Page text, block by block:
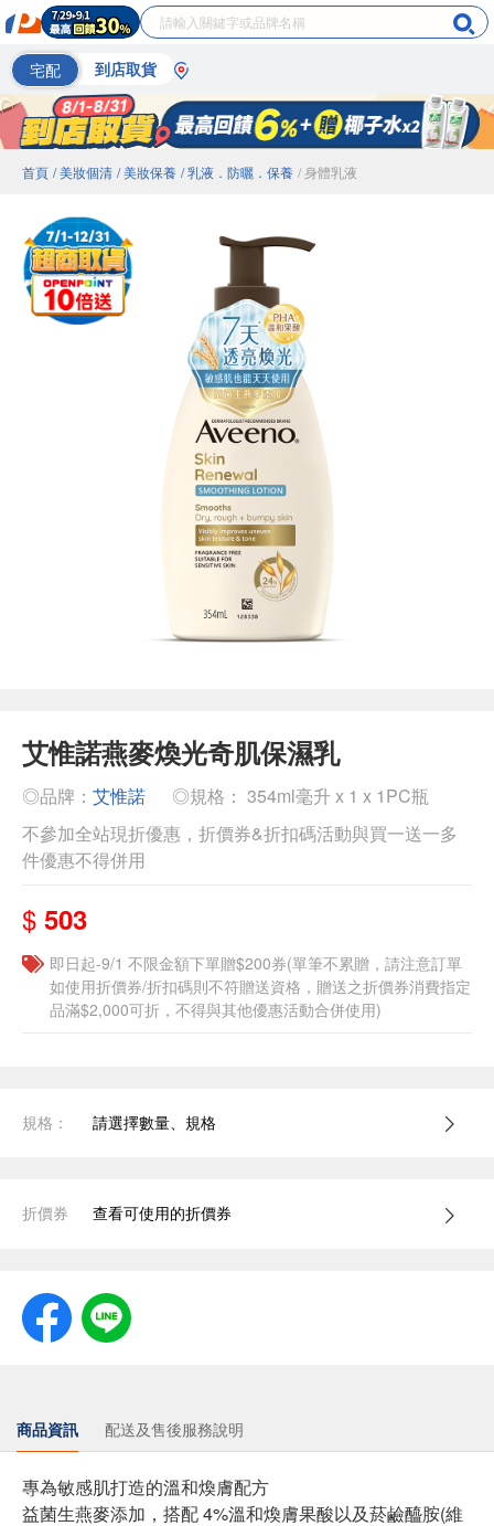
宅配 到店取貨
首頁 / 美妝個清 / 美妝保養 / 乳液．防曬．保養 / 身體乳液
艾惟諾燕麥煥光奇肌保濕乳
◎品牌： 艾惟諾
◎規格： 354ml毫升 x 1 x 1PC瓶
不參加全站現折優惠，折價券&折扣碼活動與買一送一多
件優惠不得併用
$ 503
即日起-9/1 不限金額下單贈$200券(單筆不累贈，請注意訂單
如使用折價券/折扣碼則不符贈送資格，贈送之折價券消費指定
品滿$2,000可折，不得與其他優惠活動合併使用)
規格： 請選擇數量、規格
折價券 查看可使用的折價券
商品資訊 配送及售後服務說明
專為敏感肌打造的溫和煥膚配方
益菌生燕麥添加，搭配 4%溫和煥膚果酸以及菸鹼醯胺(維